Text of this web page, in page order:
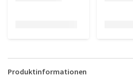
Produktinformationen